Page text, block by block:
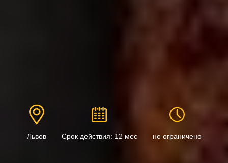
Львов Срок действия: 12 мес не ограничено